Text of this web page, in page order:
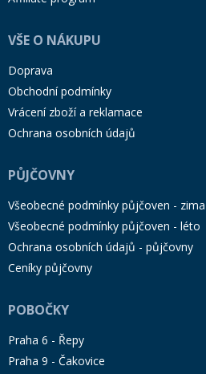
VŠE O NÁKUPU
Doprava
Obchodní podmínky
Vrácení zboží a reklamace
Ochrana osobních údajů
PŮJČOVNY
Všeobecné podmínky půjčoven - zima
Všeobecné podmínky půjčoven - léto
Ochrana osobních údajů - půjčovny
Ceníky půjčovny
POBOČKY
Praha 6 - Řepy
Praha 9 - Čakovice